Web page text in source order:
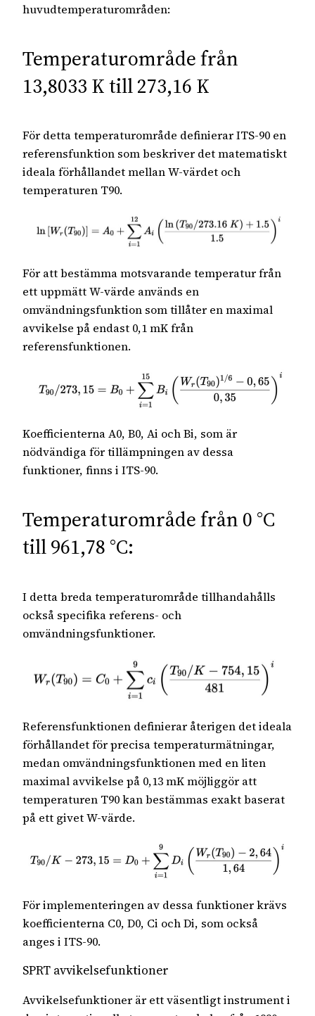
huvudtemperaturområden:
Temperaturområde från
13,8033 K till 273,16 K
För detta temperaturområde definierar ITS-90 en
referensfunktion som beskriver det matematiskt
ideala förhållandet mellan W-värdet och
temperaturen T90.
För att bestämma motsvarande temperatur från
ett uppmätt W-värde används en
omvändningsfunktion som tillåter en maximal
avvikelse på endast 0,1 mK från
referensfunktionen.
Koefficienterna A0, B0, Ai och Bi, som är
nödvändiga för tillämpningen av dessa
funktioner, finns i ITS-90.
Temperaturområde från 0 °C
till 961,78 °C:
I detta breda temperaturområde tillhandahålls
också specifika referens- och
omvändningsfunktioner.
Referensfunktionen definierar återigen det ideala
förhållandet för precisa temperaturmätningar,
medan omvändningsfunktionen med en liten
maximal avvikelse på 0,13 mK möjliggör att
temperaturen T90 kan bestämmas exakt baserat
på ett givet W-värde.
För implementeringen av dessa funktioner krävs
koefficienterna C0, D0, Ci och Di, som också
anges i ITS-90.
SPRT avvikelsefunktioner
Avvikelsefunktioner är ett väsentligt instrument i